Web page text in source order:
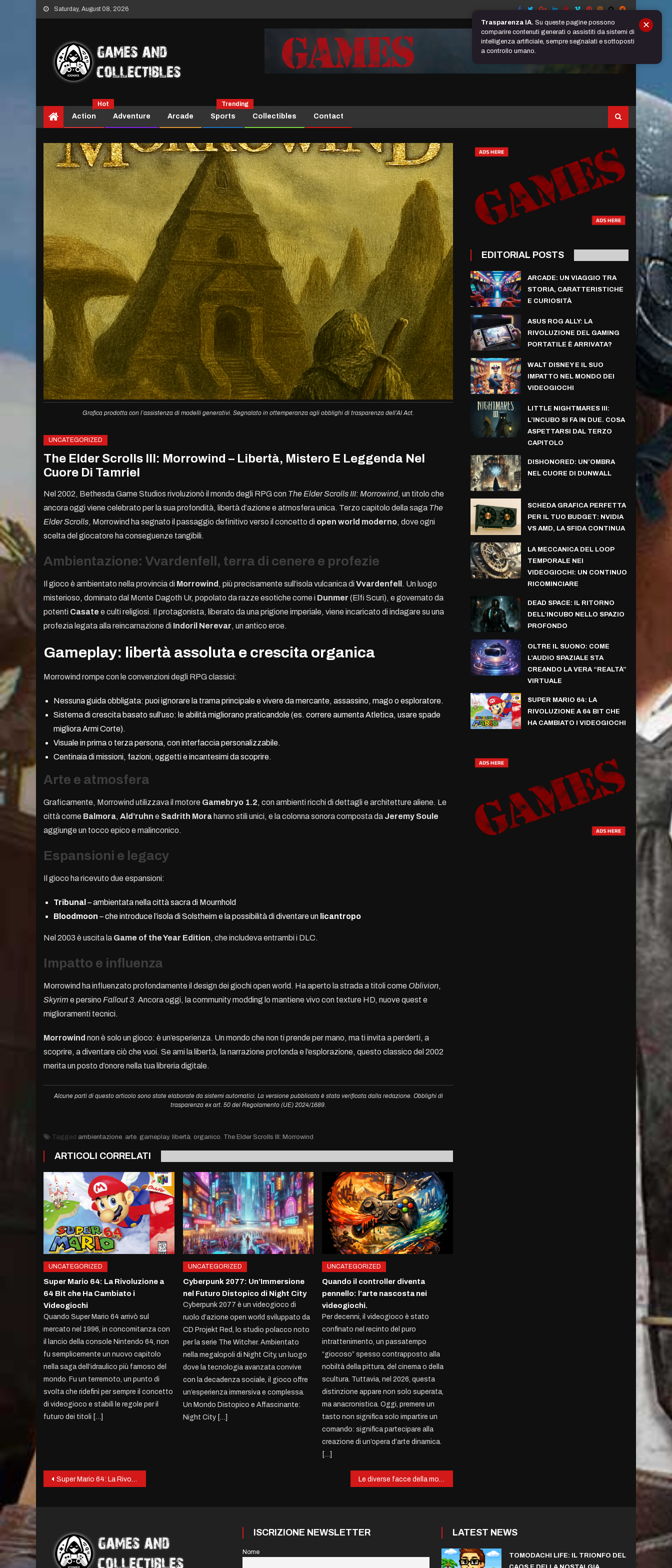
Skip
to
Saturday, August 08, 2026
Action
Hot
Adventure Arcade Sports
Trending
Collectibles Contact
Grafica prodotta con l’assistenza di modelli generativi. Segnalato in ottemperanza agli obblighi di trasparenza dell’AI Act.
UNCATEGORIZED
The Elder Scrolls III: Morrowind – Libertà, Mistero E Leggenda Nel
Cuore Di Tamriel
Nel 2002, Bethesda Game Studios rivoluzionò il mondo degli RPG con The Elder Scrolls III: Morrowind, un titolo che
ancora oggi viene celebrato per la sua profondità, libertà d’azione e atmosfera unica. Terzo capitolo della saga The
Elder Scrolls, Morrowind ha segnato il passaggio definitivo verso il concetto di open world moderno, dove ogni
scelta del giocatore ha conseguenze tangibili.
Ambientazione: Vvardenfell, terra di cenere e profezie
Il gioco è ambientato nella provincia di Morrowind , più precisamente sull’isola vulcanica diVvardenfell
. Un luogo
misterioso, dominato dal Monte Dagoth Ur, popolato da razze esotiche come i Dunmer (Elfi Scuri), e governato da
potenti Casate e culti religiosi. Il protagonista, liberato da una prigione imperiale, viene incaricato di indagare su una
profezia legata alla reincarnazione di Indoril Nerevar, un antico eroe.
Gameplay: libertà assoluta e crescita organica
Morrowind rompe con le convenzioni degli RPG classici:
Nessuna guida obbligata: puoi ignorare la trama principale e vivere da mercante, assassino, mago o esploratore.
Sistema di crescita basato sull’uso: le abilità migliorano praticandole (es. correre aumenta Atletica, usare spade
migliora Armi Corte).
Visuale in prima o terza persona, con interfaccia personalizzabile.
Centinaia di missioni, fazioni, oggetti e incantesimi da scoprire.
Arte e atmosfera
Graficamente, Morrowind utilizzava il motore Gamebryo 1.2, con ambienti ricchi di dettagli e architetture aliene. Le
città come Balmora, Ald’ruhn e Sadrith Mora hanno stili unici, e la colonna sonora composta da Jeremy Soule
aggiunge un tocco epico e malinconico.
Espansioni e legacy
Il gioco ha ricevuto due espansioni:
Tribunal – ambientata nella città sacra di Mournhold
Bloodmoon – che introduce l’isola di Solstheim e la possibilità di diventare un licantropo
Nel 2003 è uscita la Game of the Year Edition, che includeva entrambi i DLC.
Impatto e influenza
Morrowind ha influenzato profondamente il design dei giochi open world. Ha aperto la strada a titoli come Oblivion,
Skyrim e persino Fallout 3. Ancora oggi, la community modding lo mantiene vivo con texture HD, nuove quest e
miglioramenti tecnici.
Morrowind non è solo un gioco: è un’esperienza. Un mondo che non ti prende per mano, ma ti invita a perderti, a
scoprire, a diventare ciò che vuoi. Se ami la libertà, la narrazione profonda e l’esplorazione, questo classico del 2002
merita un posto d’onore nella tua libreria digitale.
Alcune parti di questo articolo sono state elaborate da sistemi automatici. La versione pubblicata è stata verificata dalla redazione. Obblighi di
trasparenza ex art. 50 del Regolamento (UE) 2024/1689.
Tagged ambientazione, arte, gameplay, libertà, organico, The Elder Scrolls III: Morrowind
ARTICOLI CORRELATI
UNCATEGORIZED
Super Mario 64: La Rivoluzione a
64 Bit che Ha Cambiato i
Videogiochi
Quando Super Mario 64 arrivò sul
mercato nel 1996, in concomitanza con
il lancio della console Nintendo 64, non
fu semplicemente un nuovo capitolo
nella saga dell’idraulico più famoso del
mondo. Fu un terremoto, un punto di
svolta che ridefinì per sempre il concetto
di videogioco e stabilì le regole per il
futuro dei titoli […]
UNCATEGORIZED
Cyberpunk 2077: Un’Immersione
nel Futuro Distopico di Night City
Cyberpunk 2077 è un videogioco di
ruolo d’azione open world sviluppato da
CD Projekt Red, lo studio polacco noto
per la serie The Witcher. Ambientato
nella megalopoli di Night City, un luogo
dove la tecnologia avanzata convive
con la decadenza sociale, il gioco offre
un’esperienza immersiva e complessa.
Un Mondo Distopico e Affascinante:
Night City […]
UNCATEGORIZED
Quando il controller diventa
pennello: l’arte nascosta nei
videogiochi.
Per decenni, il videogioco è stato
confinato nel recinto del puro
intrattenimento, un passatempo
“giocoso” spesso contrapposto alla
nobiltà della pittura, del cinema o della
scultura. Tuttavia, nel 2026, questa
distinzione appare non solo superata,
ma anacronistica. Oggi, premere un
tasto non significa solo impartire un
comando: significa partecipare alla
creazione di un’opera d’arte dinamica.
Post
Super Mario 64: La Rivoluzione a 64 Bit che Ha Cambiato i Videogiochi
EDITORIAL POSTS
ARCADE: UN VIAGGIO TRA
STORIA, CARATTERISTICHE
E CURIOSITÀ
ASUS ROG ALLY: LA
RIVOLUZIONE DEL GAMING
PORTATILE È ARRIVATA?
WALT DISNEY E IL SUO
IMPATTO NEL MONDO DEI
VIDEOGIOCHI
LITTLE NIGHTMARES III:
L’INCUBO SI FA IN DUE. COSA
ASPETTARSI DAL TERZO
CAPITOLO
DISHONORED: UN’OMBRA
NEL CUORE DI DUNWALL
SCHEDA GRAFICA PERFETTA
PER IL TUO BUDGET: NVIDIA
VS AMD, LA SFIDA CONTINUA
LA MECCANICA DEL LOOP
TEMPORALE NEI
VIDEOGIOCHI: UN CONTINUO
RICOMINCIARE
DEAD SPACE: IL RITORNO
DELL’INCUBO NELLO SPAZIO
PROFONDO
OLTRE IL SUONO: COME
L’AUDIO SPAZIALE STA
CREANDO LA VERA “REALTÀ”
VIRTUALE
SUPER MARIO 64: LA
RIVOLUZIONE A 64 BIT CHE
HA CAMBIATO I VIDEOGIOCHI
ISCRIZIONE NEWSLETTER
Nome
LATEST NEWS
TOMODACHI LIFE: IL TRIONFO DEL
Trasparenza IA. Su queste pagine possono
comparire contenuti generati o assistiti da sistemi di
intelligenza artificiale, sempre segnalati e sottoposti
a controllo umano.
✕